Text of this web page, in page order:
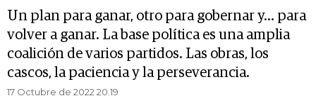
Un plan para ganar, otro para gobernar y... para
volver a ganar. La base política es una amplia
coalición de varios partidos. Las obras, los
cascos, la paciencia y la perseverancia.
17 Octubre de 2022 20.19